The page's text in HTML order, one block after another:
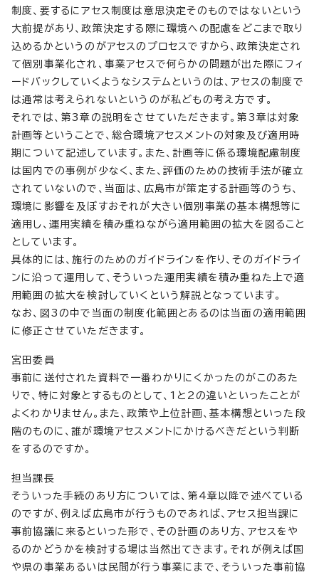
制度、要するにアセス制度は意思決定そのものではないという
大前提があり、政策決定する際に環境への配慮をどこまで取り
込めるかというのがアセスのプロセスですから、政策決定され
て個別事業化され、事業アセスで何らかの問題が出た際にフィ
ードバックしていくようなシステムというのは、アセスの制度で
は通常は考えられないというのが私どもの考え方です。
それでは、第3章の説明をさせていただきます。第3章は対象
計画等ということで、総合環境アセスメントの対象及び適用時
期について記述しています。また、計画等に係る環境配慮制度
は国内での事例が少なく、また、評価のための技術手法が確立
されていないので、当面は、広島市が策定する計画等のうち、
環境に影響を及ぼすおそれが大きい個別事業の基本構想等に
適用し、運用実績を積み重ねながら適用範囲の拡大を図ること
としています。
具体的には、施行のためのガイドラインを作り、そのガイドライ
ンに沿って運用して、そういった運用実績を積み重ねた上で適
用範囲の拡大を検討していくという解説となっています。
なお、図3の中で当面の制度化範囲とあるのは当面の適用範囲
に修正させていただきます。
宮田委員
事前に送付された資料で一番わかりにくかったのがこのあた
りで、特に対象とするものとして、1と2の違いといったことが
よくわかりません。また、政策や上位計画、基本構想といった段
階のものに、誰が環境アセスメントにかけるべきだという判断
をするのですか。
担当課長
そういった手続のあり方については、第4章以降で述べている
のですが、例えば広島市が行うものであれば、アセス担当課に
事前協議に来るといった形で、その計画のあり方、アセスをや
るのかどうかを検討する場は当然出てきます。それが例えば国
や県の事業あるいは民間が行う事業にまで、そういった事前協